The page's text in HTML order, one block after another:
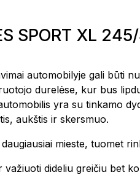
SPORT XL
automobilyje gali būti
durelėse, kur bus
yra su tinkamo
aukštis ir skersmuo.
mieste, tuomet
dideliu greičiu bet